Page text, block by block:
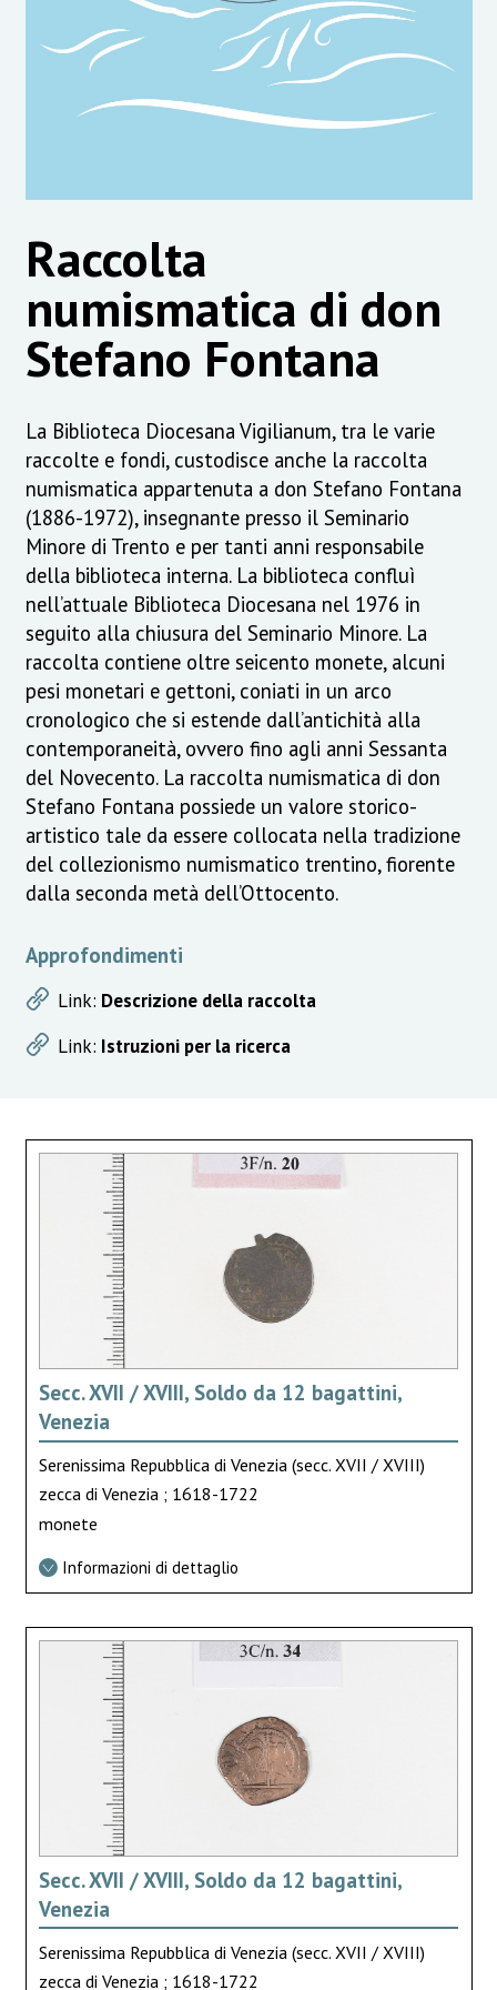
Raccolta
numismatica di don
Stefano Fontana
La Biblioteca Diocesana Vigilianum, tra le varie
raccolte e fondi, custodisce anche la raccolta
numismatica appartenuta a don Stefano Fontana
(1886-1972), insegnante presso il Seminario
Minore di Trento e per tanti anni responsabile
della biblioteca interna. La biblioteca confluì
nell’attuale Biblioteca Diocesana nel 1976 in
seguito alla chiusura del Seminario Minore. La
raccolta contiene oltre seicento monete, alcuni
pesi monetari e gettoni, coniati in un arco
cronologico che si estende dall’antichità alla
contemporaneità, ovvero fino agli anni Sessanta
del Novecento. La raccolta numismatica di don
Stefano Fontana possiede un valore storico-
artistico tale da essere collocata nella tradizione
del collezionismo numismatico trentino, fiorente
dalla seconda metà dell’Ottocento.
Approfondimenti
Link: Descrizione della raccolta
Link: Istruzioni per la ricerca
Secc. XVII / XVIII, Soldo da 12 bagattini,
Venezia
Serenissima Repubblica di Venezia (secc. XVII / XVIII)
zecca di Venezia ; 1618-1722
monete
Informazioni di dettaglio
Secc. XVII / XVIII, Soldo da 12 bagattini,
Venezia
Serenissima Repubblica di Venezia (secc. XVII / XVIII)
zecca di Venezia ; 1618-1722